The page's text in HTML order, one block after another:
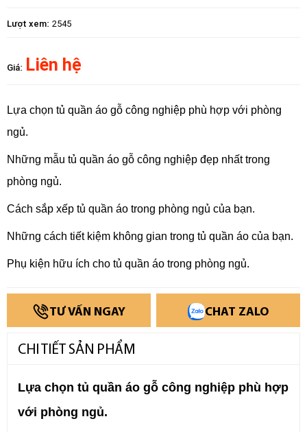
Lượt xem: 2545
Giá: Liên hệ
Lựa chọn tủ quần áo gỗ công nghiệp phù hợp với phòng
ngủ.
Những mẫu tủ quần áo gỗ công nghiệp đẹp nhất trong
phòng ngủ.
Cách sắp xếp tủ quần áo trong phòng ngủ của bạn.
Những cách tiết kiệm không gian trong tủ quần áo của bạn.
Phụ kiện hữu ích cho tủ quần áo trong phòng ngủ.
TƯ VẤN NGAY CHAT ZALO
CHI TIẾT SẢN PHẨM
Lựa chọn tủ quần áo gỗ công nghiệp phù hợp
với phòng ngủ.